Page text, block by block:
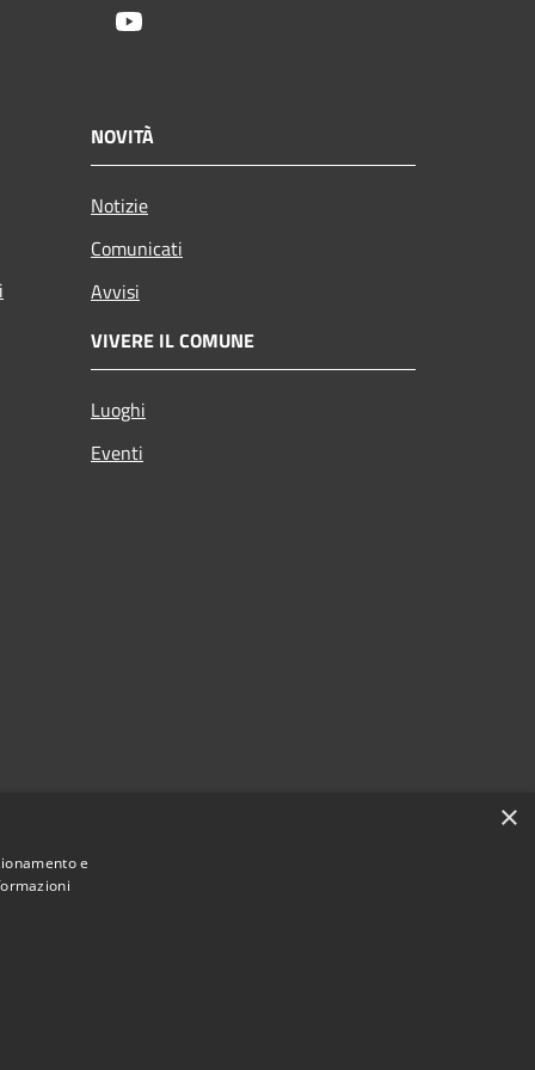
NOVITÀ
Notizie
Comunicati
Avvisi
VIVERE IL COMUNE
Luoghi
Eventi
×
e